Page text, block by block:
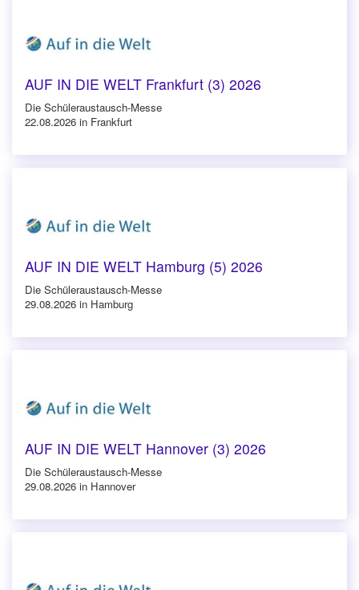
AUF IN DIE WELT Frankfurt (3) 2026
Die Schüleraustausch-Messe
22.08.2026 in Frankfurt
AUF IN DIE WELT Hamburg (5) 2026
Die Schüleraustausch-Messe
29.08.2026 in Hamburg
AUF IN DIE WELT Hannover (3) 2026
Die Schüleraustausch-Messe
29.08.2026 in Hannover